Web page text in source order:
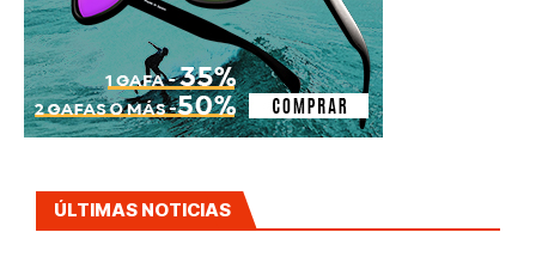
ÚLTIMAS NOTICIAS